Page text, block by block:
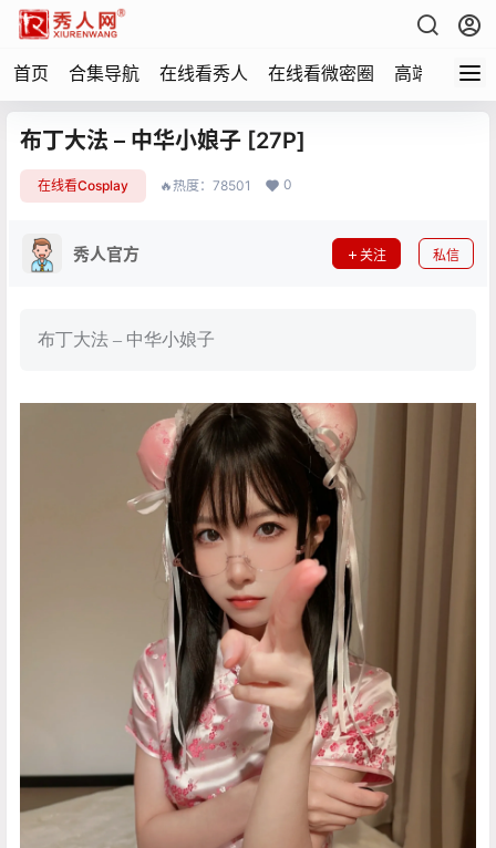
首页 合集导航 在线看秀人 在线看微密圈 高端写真
布丁大法 – 中华小娘子 [27P]
在线看Cosplay 🔥热度：78501 0
秀人官方 关注 私信
布丁大法 – 中华小娘子